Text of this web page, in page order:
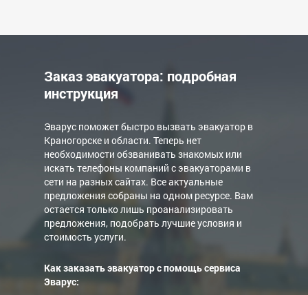
Заказ эвакуатора: подробная
инструкция
Эварус поможет быстро вызвать эвакуатор в
Краногорске и области. Теперь нет
необходимости обзванивать знакомых или
искать телефоны компаний с эвакуаторами в
сети на разных сайтах. Все актуальные
предложения собраны на одном ресурсе. Вам
остается только лишь проанализировать
предложения, подобрать лучшие условия и
стоимость услуги.
Как заказать эвакуатор с помощь сервиса
Эварус: